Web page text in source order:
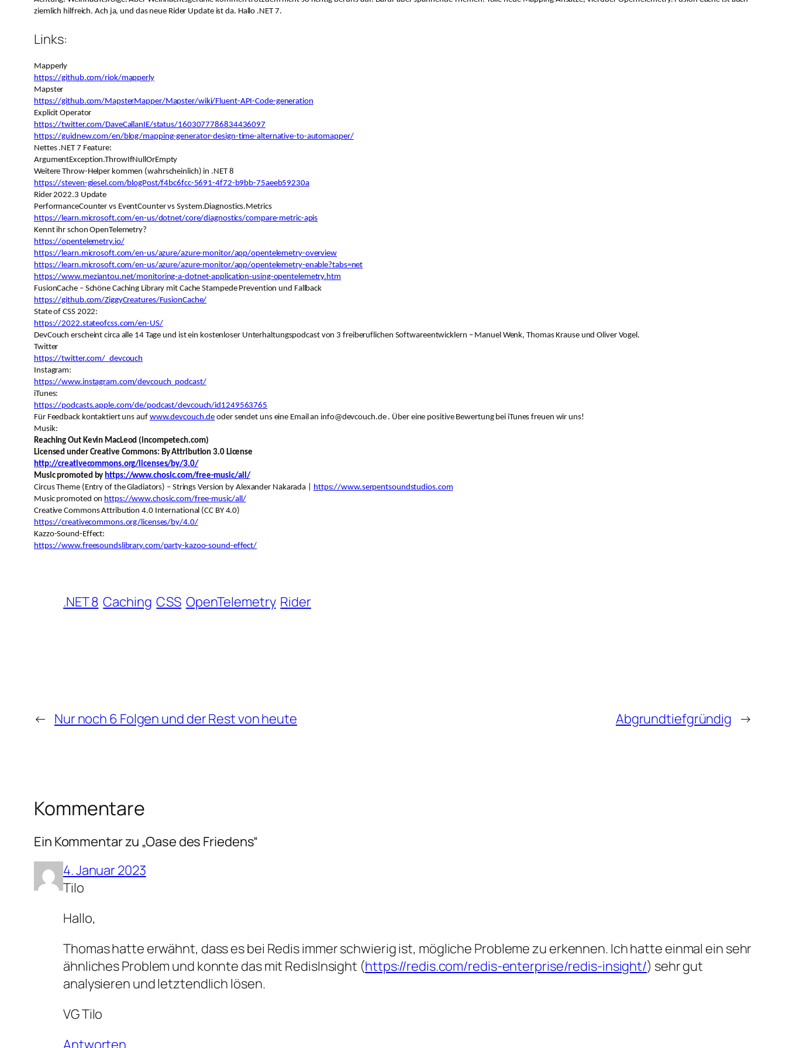
ziemlich hilfreich. Ach ja, und das neue Rider Update ist da. Hallo .NET 7.
Links:
Mapperly
https://github.com/riok/mapperly
Mapster
https://github.com/MapsterMapper/Mapster/wiki/Fluent-API-Code-generation
Explicit Operator
https://twitter.com/DaveCallanIE/status/1603077786834436097
https://guidnew.com/en/blog/mapping-generator-design-time-alternative-to-automapper/
Nettes .NET 7 Feature:
ArgumentException.ThrowIfNullOrEmpty
Weitere Throw-Helper kommen (wahrscheinlich) in .NET 8
https://steven-giesel.com/blogPost/f4bc6fcc-5691-4f72-b9bb-75aeeb59230a
Rider 2022.3 Update
PerformanceCounter vs EventCounter vs System.Diagnostics.Metrics
https://learn.microsoft.com/en-us/dotnet/core/diagnostics/compare-metric-apis
Kennt ihr schon OpenTelemetry?
https://opentelemetry.io/
https://learn.microsoft.com/en-us/azure/azure-monitor/app/opentelemetry-overview
https://learn.microsoft.com/en-us/azure/azure-monitor/app/opentelemetry-enable?tabs=net
https://www.meziantou.net/monitoring-a-dotnet-application-using-opentelemetry.htm
FusionCache – Schöne Caching Library mit Cache Stampede Prevention und Fallback
https://github.com/ZiggyCreatures/FusionCache/
State of CSS 2022:
https://2022.stateofcss.com/en-US/
DevCouch erscheint circa alle 14 Tage und ist ein kostenloser Unterhaltungspodcast von 3 freiberuflichen Softwareentwicklern – Manuel Wenk, Thomas Krause und Oliver Vogel.
Twitter
https://twitter.com/_devcouch
Instagram:
https://www.instagram.com/devcouch_podcast/
iTunes:
https://podcasts.apple.com/de/podcast/devcouch/id1249563765
Für Feedback kontaktiert uns auf www.devcouch.de oder sendet uns eine Email an info@devcouch.de . Über eine positive Bewertung bei iTunes freuen wir uns!
Musik:
Reaching Out Kevin MacLeod (incompetech.com)
Licensed under Creative Commons: By Attribution 3.0 License
http://creativecommons.org/licenses/by/3.0/
Music promoted by https://www.chosic.com/free-music/all/
Circus Theme (Entry of the Gladiators) – Strings Version by Alexander Nakarada | https://www.serpentsoundstudios.com
Music promoted on https://www.chosic.com/free-music/all/
Creative Commons Attribution 4.0 International (CC BY 4.0)
https://creativecommons.org/licenses/by/4.0/
Kazzo-Sound-Effect:
https://www.freesoundslibrary.com/party-kazoo-sound-effect/
.NET 8 Caching CSS OpenTelemetry Rider
← Nur noch 6 Folgen und der Rest von heute Abgrundtiefgründig →
Kommentare
Ein Kommentar zu „Oase des Friedens“
4. Januar 2023
Tilo
Hallo,
Thomas hatte erwähnt, dass es bei Redis immer schwierig ist, mögliche Probleme zu erkennen. Ich hatte einmal ein sehr
ähnliches Problem und konnte das mit RedisInsight (https://redis.com/redis-enterprise/redis-insight/) sehr gut
analysieren und letztendlich lösen.
VG Tilo
Antworten